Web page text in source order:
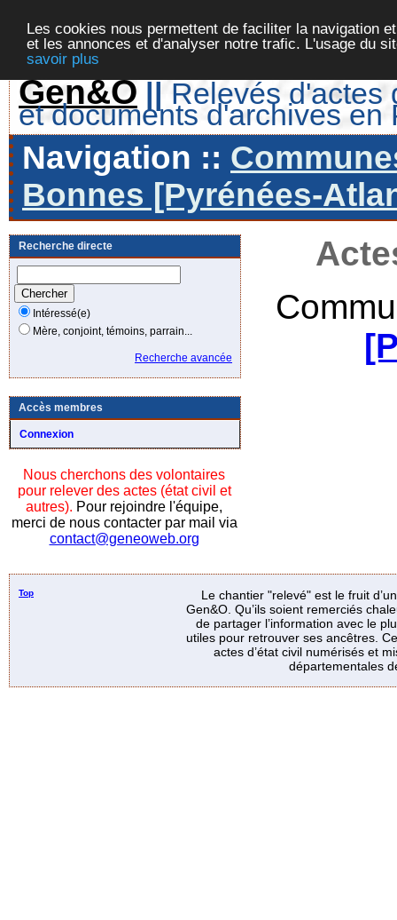
Les cookies nous permettent de faciliter la navigation
et les annonces et d'analyser notre trafic. L'usage du
savoir plus
Gen&O || Relevés d'actes
et documents d'archives en
Navigation ::
Bonnes [Pyrénées-
Recherche directe
Intéressé(e)
Mère, conjoint, témoins, parrain...
Recherche avancée
Accès membres
Connexion
Nous cherchons des volontaires
pour relever des actes (état civil et
autres). Pour rejoindre l'équipe,
merci de nous contacter par mail via
contact@geneoweb.org
Top
Le chantier "relevé" est le fruit
Gen&O. Qu’ils soient remerciés
de partager l’information avec le
utiles pour retrouver ses ancêtres.
actes d’état civil numérisés et
départementales